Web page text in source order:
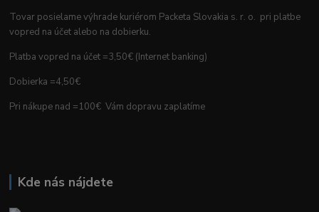
Tovar posielame výhrade kuriérom Packeta Slovakia s. r. o. pri platbe
vopred na účet alebo na dobierku.
Platba vopred na účet =3,50€ (Internet banking)
Dobierka =4,50€
Pri nákupe nad =100€ Vám dopravu zaplatíme
Kde nás nájdete